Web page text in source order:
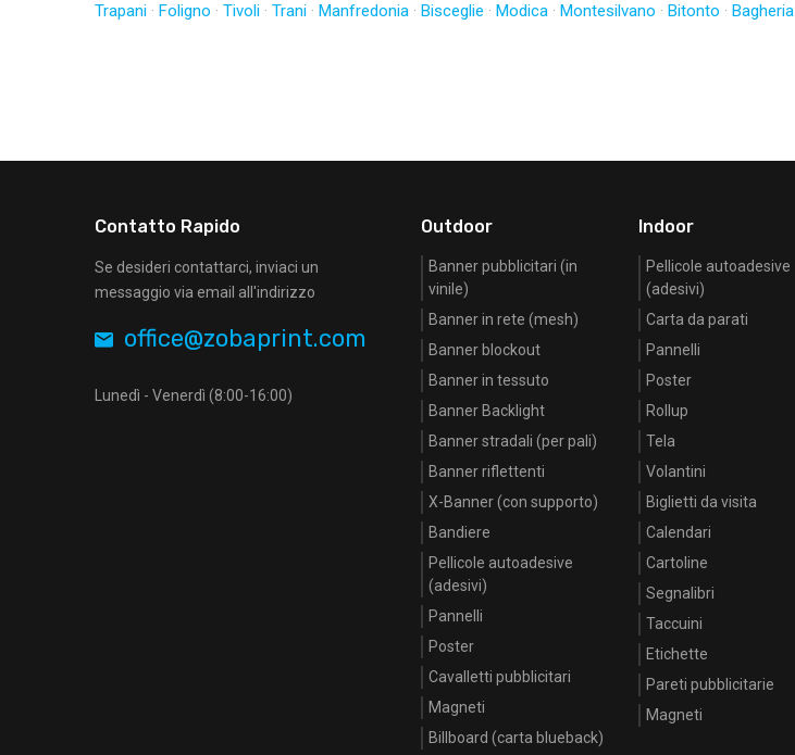
Trapani · Foligno · Tivoli · Trani · Manfredonia · Bisceglie · Modica · Montesilvano · Bitonto · Bagheria
Contatto Rapido
Se desideri contattarci, inviaci un
messaggio via email all'indirizzo
office@zobaprint.com
Lunedì - Venerdì (8:00-16:00)
Outdoor
Banner pubblicitari (in
vinile)
Banner in rete (mesh)
Banner blockout
Banner in tessuto
Banner Backlight
Banner stradali (per pali)
Banner riflettenti
X-Banner (con supporto)
Bandiere
Pellicole autoadesive
(adesivi)
Pannelli
Poster
Cavalletti pubblicitari
Magneti
Billboard (carta blueback)
Indoor
Pellicole autoadesive
(adesivi)
Carta da parati
Pannelli
Poster
Rollup
Tela
Volantini
Biglietti da visita
Calendari
Cartoline
Segnalibri
Taccuini
Etichette
Pareti pubblicitarie
Magneti